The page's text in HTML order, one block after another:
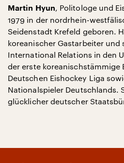
Martin Hyun, Politologe und
1979 in der nordrhein-
Seidenstadt Krefeld geboren.
koreanischer Gastarbeiter und
International Relations in den
der erste koreanischstämmige
Deutschen Eishockey Liga
Nationalspieler Deutschlands.
glücklicher deutscher